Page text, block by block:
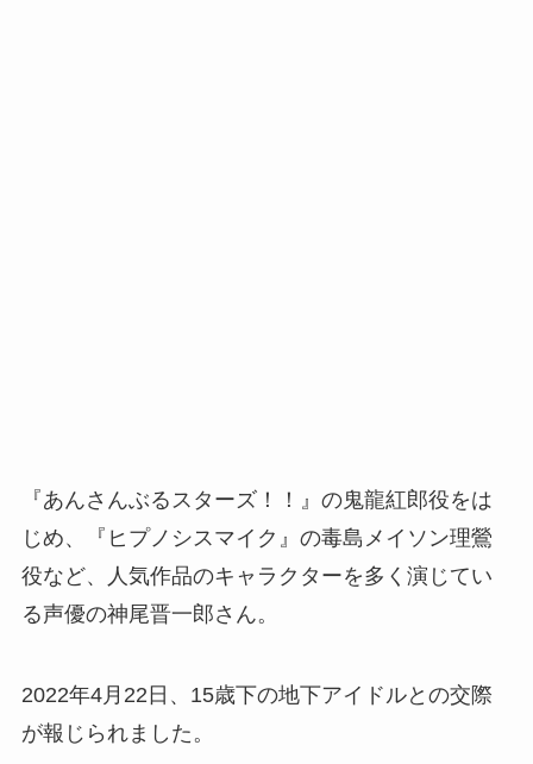
『あんさんぶるスターズ！！』の鬼龍紅郎役をは
じめ、『ヒプノシスマイク』の毒島メイソン理鶯
役など、人気作品のキャラクターを多く演じてい
る声優の神尾晋一郎さん。
2022年4月22日、15歳下の地下アイドルとの交際
が報じられました。